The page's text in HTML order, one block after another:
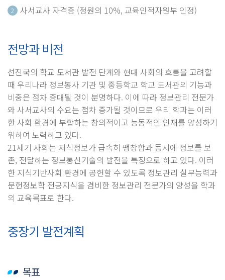
2 사서교사 자격증 (정원의 10%, 교육인적자원부 인정)
전망과 비전
선진국의 학교 도서관 발전 단계와 현대 사회의 흐름을 고려할
때 우리나라 정보봉사 기관 및 중등학교 학교 도서관의 기능과
비중은 점차 증대될 것이 분명하다. 이에 따라 정보관리 전문가
와 사서교사의 수요는 점차 증가될 것이므로 우리 학과는 이러
한 사회 환경에 부합하는 창의적이고 능동적인 인재를 양성하기
위하여 노력하고 있다.
21세기 사회는 지식정보가 급속히 팽창함과 동시에 정보를 보
존, 전달하는 정보통신기술의 발전을 특징으로 하고 있다. 이러
한 지식기반사회 환경에 공헌할 수 있도록 정보관리 실무능력과
문헌정보학 전공지식을 겸비한 정보관리 전문가의 양성을 학과
의 교육목표로 한다.
중장기 발전계획
목표